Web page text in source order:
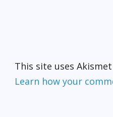
This site uses
Learn how your